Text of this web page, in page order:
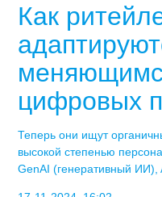
Как
цифровых
Теперь они ищут
высокой степенью
GenAI (генеративный ИИ),